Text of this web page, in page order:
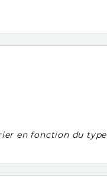
en fonction du type